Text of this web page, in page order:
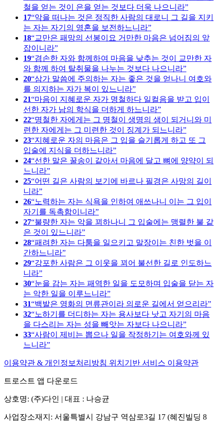
철을 얻는 것이 은을 얻는 것보다 더욱 나으니라
17 악을 떠나는 것은 정직한 사람의 대로니 그 길을 지키
는 자는 자기의 영혼을 보전하느니라
18 교만은 패망의 선봉이요 거만한 마음은 넘어짐의 앞
잡이니라
19 겸손한 자와 함께하여 마음을 낮추는 것이 교만한 자
와 함께 하여 탈취물을 나누는 것보다 나으니라
20 삼가 말씀에 주의하는 자는 좋은 것을 얻나니 여호와
를 의지하는 자가 복이 있느니라
21 마음이 지혜로운 자가 명철하다 일컬음을 받고 입이
선한 자가 남의 학식을 더하게 하느니라
22 명철한 자에게는 그 명철이 생명의 샘이 되거니와 미
련한 자에게는 그 미련한 것이 징계가 되느니라
23 지혜로운 자의 마음은 그 입을 슬기롭게 하고 또 그
입술에 지식을 더하느니라
24 선한 말은 꿀송이 같아서 마음에 달고 뼈에 양약이 되
느니라
25 어떤 길은 사람의 보기에 바르나 필경은 사망의 길이
니라
26 노력하는 자는 식욕을 인하여 애쓰나니 이는 그 입이
자기를 독촉함이니라
27 불량한 자는 악을 꾀하나니 그 입술에는 맹렬한 불 같
은 것이 있느니라
28 패려한 자는 다툼을 일으키고 말장이는 친한 벗을 이
간하느니라
29 강포한 사람은 그 이웃을 꾀어 불선한 길로 인도하느
니라
30 눈을 감는 자는 패역한 일을 도모하며 입술을 닫는 자
는 악한 일을 이루느니라
31 백발은 영화의 면류관이라 의로운 길에서 얻으리라
32 노하기를 더디하는 자는 용사보다 낫고 자기의 마음
을 다스리는 자는 성을 빼앗는 자보다 나으니라
33 사람이 제비는 뽑으나 일을 작정하기는 여호와께 있
느니라
이용약관 & 개인정보처리방침 위치기반 서비스 이용약관
트로스트 앱 다운로드
상호명: (주)다인 | 대표 : 나승균
사업장소재지: 서울특별시 강남구 역삼로3길 17 (혜진빌딩 8